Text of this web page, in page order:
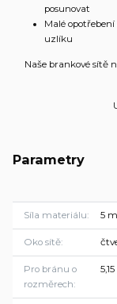
posunovat
Malé
uzlíku
Naše brankové sítě
Parametry
Síla materiálu 5
Oko sítě
Pro bránu o
rozměrech